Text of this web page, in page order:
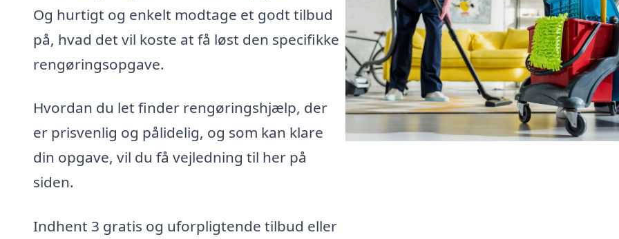
Og hurtigt og enkelt modtage et godt tilbud
på, hvad det vil koste at få løst den specifikke
rengøringsopgave.
Hvordan du let finder rengøringshjælp, der
er prisvenlig og pålidelig, og som kan klare
din opgave, vil du få vejledning til her på
siden.
Indhent 3 gratis og uforpligtende tilbud eller